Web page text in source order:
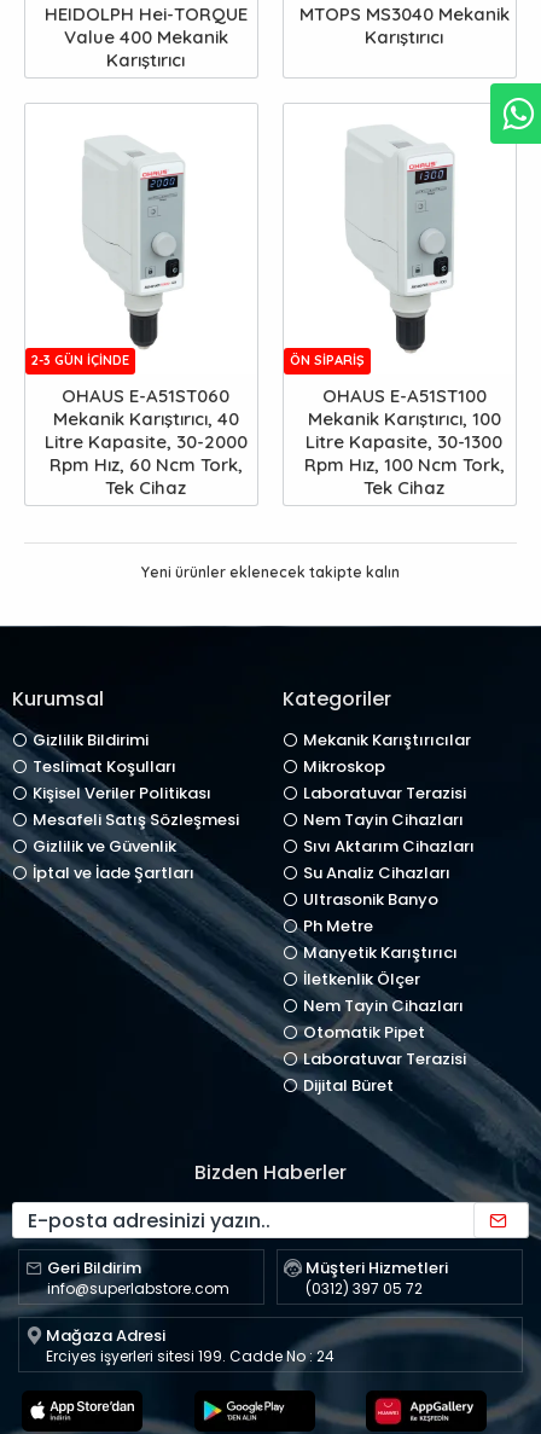
HEIDOLPH Hei-TORQUE
Value 400 Mekanik
Karıştırıcı
MTOPS MS3040 Mekanik
Karıştırıcı
2-3 GÜN IÇINDE
OHAUS E-A51ST060
Mekanik Karıştırıcı, 40
Litre Kapasite, 30-2000
Rpm Hız, 60 Ncm Tork,
Tek Cihaz
ÖN SIPARIŞ
OHAUS E-A51ST100
Mekanik Karıştırıcı, 100
Litre Kapasite, 30-1300
Rpm Hız, 100 Ncm Tork,
Tek Cihaz
Yeni ürünler eklenecek takipte kalın
Kurumsal
Gizlilik Bildirimi
Teslimat Koşulları
Kişisel Veriler Politikası
Mesafeli Satış Sözleşmesi
Gizlilik ve Güvenlik
İptal ve İade Şartları
Kategoriler
Mekanik Karıştırıcılar
Mikroskop
Laboratuvar Terazisi
Nem Tayin Cihazları
Sıvı Aktarım Cihazları
Su Analiz Cihazları
Ultrasonik Banyo
Ph Metre
Manyetik Karıştırıcı
İletkenlik Ölçer
Nem Tayin Cihazları
Otomatik Pipet
Laboratuvar Terazisi
Dijital Büret
Bizden Haberler
Geri Bildirim
info@superlabstore.com
Müşteri Hizmetleri
(0312) 397 05 72
Mağaza Adresi
Erciyes işyerleri sitesi 199. Cadde No : 24